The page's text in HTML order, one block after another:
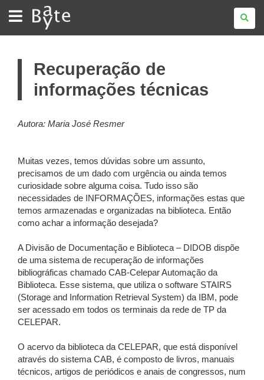
BATE
BYTE
Recuperação de
informações técnicas
Autora: Maria José Resmer
Muitas vezes, temos dúvidas sobre um assunto,
precisamos de um dado com urgência ou ainda temos
curiosidade sobre alguma coisa. Tudo isso são
necessidades de INFORMAÇÕES, informações estas que
temos armazenadas e organizadas na biblioteca. Então
como achar a informação desejada?
A Divisão de Documentação e Biblioteca – DIDOB dispõe
de uma sistema de recuperação de informações
bibliográficas chamado CAB-Celepar Automação da
Biblioteca. Esse sistema, que utiliza o software STAIRS
(Storage and Information Retrieval System) da IBM, pode
ser acessado em todos os terminais da rede de TP da
CELEPAR.
O acervo da biblioteca da CELEPAR, que está disponível
através do sistema CAB, é composto de livros, manuais
técnicos, artigos de periódicos e anais de congressos, num